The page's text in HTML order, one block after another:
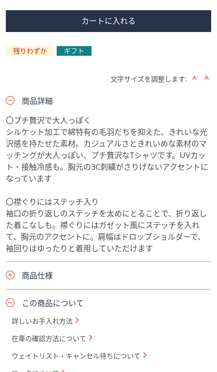
カートに入れる
残りわずか ギフト
文字サイズを調整します:
商品詳細
〇プチ贅沢で大人っぽく
シルケット加工で綿特有の毛羽だちを抑えた、きれいな光
沢感を持たせた素材。カジュアルさときれいめな素材のマ
ッチングが大人っぽい、プチ贅沢なTシャツです。UVカッ
ト・接触冷感も。胸元の3C刺繍がさりげないアクセントに
なっています
〇襟ぐりにはステッチ入り
袖口の折り返しのステッチを太めにとることで、折り返し
た着こなしも。襟ぐりにはガゼット風にステッチを入れ
て、胸元のアクセントに。肩幅はドロップショルダーで、
袖回りはゆったりと着用していただけます
商品仕様
この商品について
詳しいお手入れ方法
在庫の確認方法について
ウェイトリスト・キャンセル待ちについて